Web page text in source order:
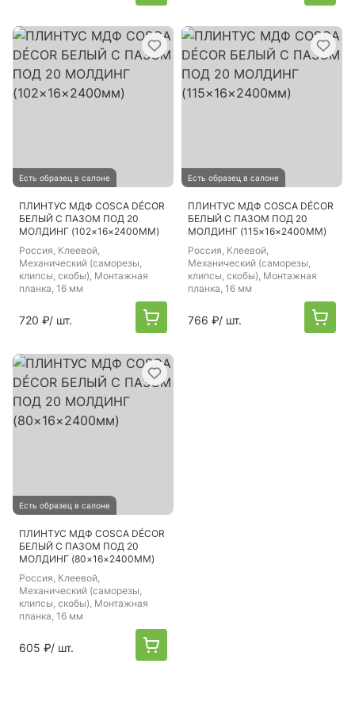
Есть образец в салоне
ПЛИНТУС МДФ COSCA DÉCOR
БЕЛЫЙ С ПАЗОМ ПОД 20
МОЛДИНГ (102×16×2400ММ)
Россия, Клеевой,
Механический (саморезы,
клипсы, скобы), Монтажная
планка, 16 мм
720 ₽/ шт.
Есть образец в салоне
ПЛИНТУС МДФ COSCA DÉCOR
БЕЛЫЙ С ПАЗОМ ПОД 20
МОЛДИНГ (115×16×2400ММ)
Россия, Клеевой,
Механический (саморезы,
клипсы, скобы), Монтажная
планка, 16 мм
766 ₽/ шт.
Есть образец в салоне
ПЛИНТУС МДФ COSCA DÉCOR
БЕЛЫЙ С ПАЗОМ ПОД 20
МОЛДИНГ (80×16×2400ММ)
Россия, Клеевой,
Механический (саморезы,
клипсы, скобы), Монтажная
планка, 16 мм
605 ₽/ шт.